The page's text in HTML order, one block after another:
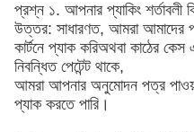
প্রশ্ন ১. আপনার প্যাকিং শর্তাবলী
উত্তর: সাধারণত, আমরা আমাদের
কার্টনে প্যাক করিঅথবা কাঠের কেস
নিবন্ধিত পেটেন্ট থাকে,
আমরা আপনার অনুমোদন পত্র
প্যাক করতে পারি।